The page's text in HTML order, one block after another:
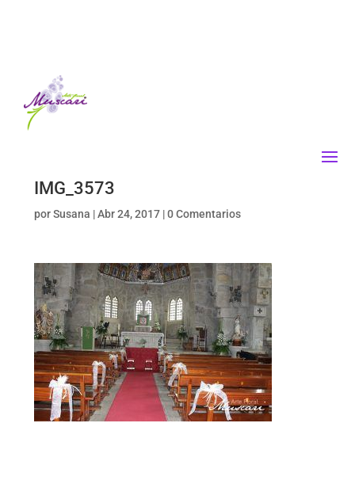
IMG_3573
porSusana |Abr 24, 2017|0 Comentarios